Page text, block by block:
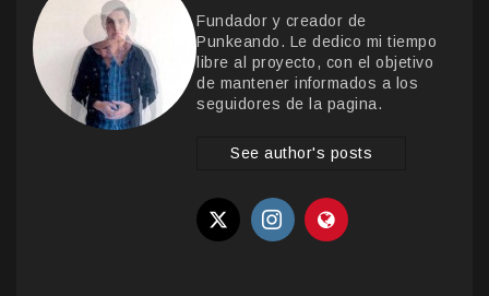
Fundador y creador de
Punkeando. Le dedico mi tiempo
libre al proyecto, con el objetivo
de mantener informados a los
seguidores de la pagina.
See author's posts